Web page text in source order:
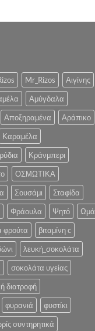
Mr_Rizos
Αιγίνης
Αμύγδαλα
Αποξηραμένα
Αράπικο
Καραμέλα
Κράνμπερι
ΟΣΜΩΤΙΚΑ
Σουσάμι
Σταφίδα
Φράουλα Ψητό
Ωμά
φρούτα
βιταμίνη c
λευκή_σοκολάτα
σοκολάτα υγείας
διατροφή
φυρανιά
φυστίκι
συντηρητικά